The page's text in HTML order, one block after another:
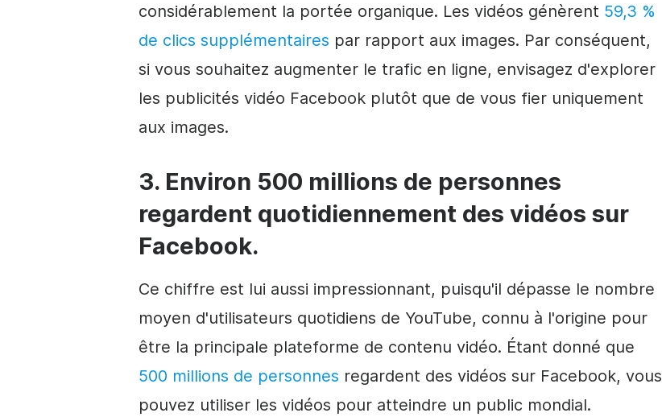
considérablement la portée organique. Les vidéos génèrent 59,3 %
de clics supplémentaires par rapport aux images. Par conséquent,
si vous souhaitez augmenter le trafic en ligne, envisagez d'explorer
les publicités vidéo Facebook plutôt que de vous fier uniquement
aux images.
3. Environ 500 millions de personnes
regardent quotidiennement des vidéos sur
Facebook.
Ce chiffre est lui aussi impressionnant, puisqu'il dépasse le nombre
moyen d'utilisateurs quotidiens de YouTube, connu à l'origine pour
être la principale plateforme de contenu vidéo. Étant donné que
500 millions de personnes regardent des vidéos sur Facebook, vous
pouvez utiliser les vidéos pour atteindre un public mondial.